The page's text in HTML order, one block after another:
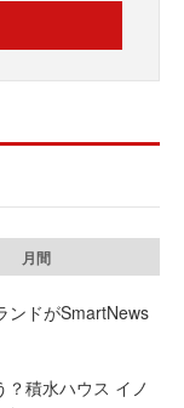
月間
ンドがSmartNews
積水ハウス イノ